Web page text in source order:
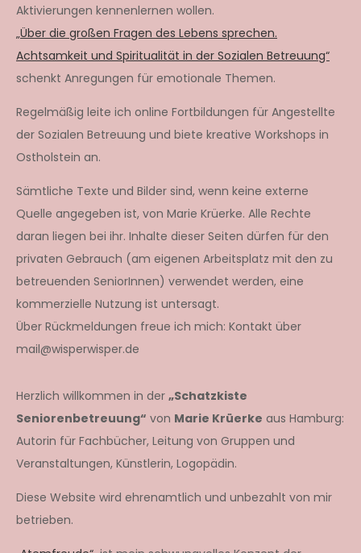
Aktivierungen kennenlernen wollen.
„Über die großen Fragen des Lebens sprechen.
Achtsamkeit und Spiritualität in der Sozialen Betreuung“
schenkt Anregungen für emotionale Themen.
Regelmäßig leite ich online Fortbildungen für Angestellte
der Sozialen Betreuung und biete kreative Workshops in
Ostholstein an.
Sämtliche Texte und Bilder sind, wenn keine externe
Quelle angegeben ist, von Marie Krüerke. Alle Rechte
daran liegen bei ihr. Inhalte dieser Seiten dürfen für den
privaten Gebrauch (am eigenen Arbeitsplatz mit den zu
betreuenden SeniorInnen) verwendet werden, eine
kommerzielle Nutzung ist untersagt.
Über Rückmeldungen freue ich mich: Kontakt über
mail@wisperwisper.de
Herzlich willkommen in der „Schatzkiste
Seniorenbetreuung“ von Marie Krüerke aus Hamburg:
Autorin für Fachbücher, Leitung von Gruppen und
Veranstaltungen, Künstlerin, Logopädin.
Diese Website wird ehrenamtlich und unbezahlt von mir
betrieben.